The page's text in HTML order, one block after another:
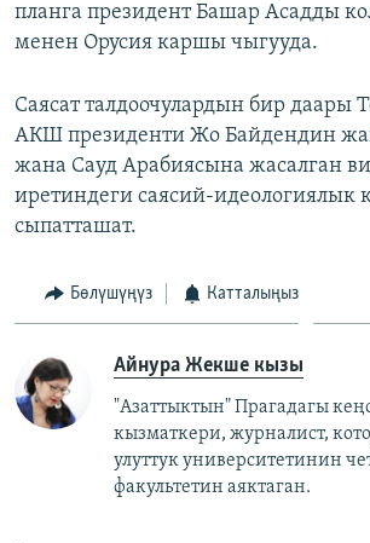
планга президент Башар Асадды
менен Орусия каршы чыгууда.
Саясат талдоочулардын бир даары
АКШ президенти Жо Байдендин
жана Сауд Арабиясына жасалган
иретиндеги саясий-идеологиялык
сыпатташат.
Бөлүшүңүз Катталыңыз
Айнура Жекше кызы
"Азаттыктын" Прагадагы
кызматкери, журналист,
улуттук университетинин
факультетин аяктаган.